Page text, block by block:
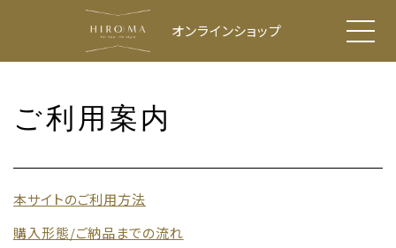
オンラインショップ
ご利用案内
本サイトのご利用方法
購入形態/ご納品までの流れ